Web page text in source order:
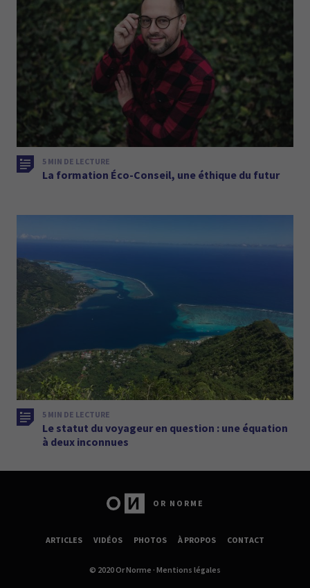
5 MIN DE LECTURE
La formation Éco-Conseil, une éthique du futur
5 MIN DE LECTURE
Le statut du voyageur en question : une équation
à deux inconnues
OR NORME
ARTICLES VIDÉOS PHOTOS À PROPOS CONTACT
© 2020 Or Norme · Mentions légales